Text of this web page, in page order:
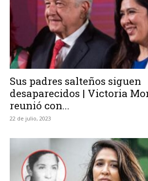
Sus padres salteños siguen
desaparecidos | Victoria
reunió con...
22 de julio, 2023